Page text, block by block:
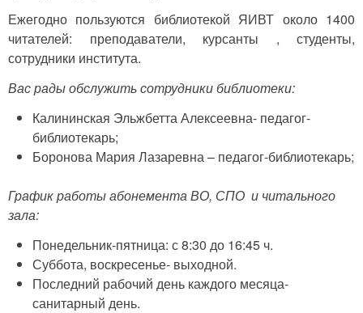
Ежегодно пользуются библиотекой ЯИВТ около 1400
читателей: преподаватели, курсанты , студенты,
сотрудники института.
Вас рады обслужить сотрудники библиотеки:
Калининская Эльжбетта Алексеевна- педагог-
библиотекарь;
Боронова Мария Лазаревна – педагог-библиотекарь;
График работы абонемента ВО, СПО и читального
зала:
Понедельник-пятница: с 8:30 до 16:45 ч.
Суббота, воскресенье- выходной.
Последний рабочий день каждого месяца-
санитарный день.